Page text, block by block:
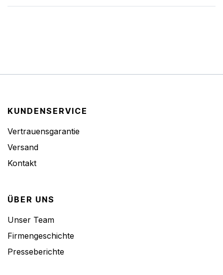
KUNDENSERVICE
Vertrauensgarantie
Versand
Kontakt
ÜBER UNS
Unser Team
Firmengeschichte
Presseberichte